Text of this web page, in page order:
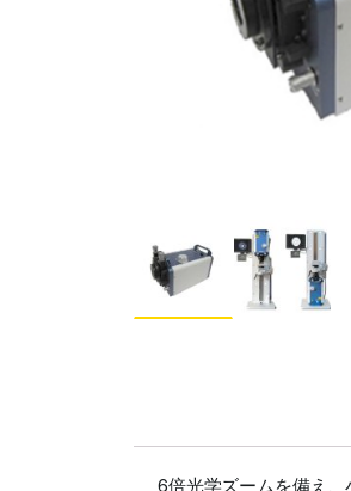
6倍光学ズームを備え、